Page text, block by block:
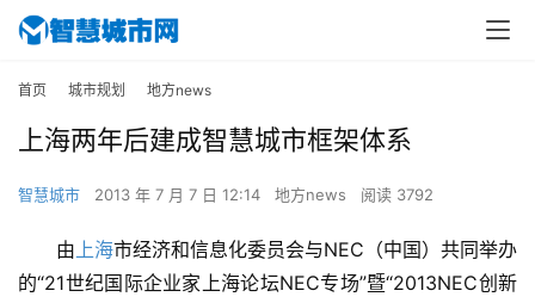
首页 城市规划 地方news
上海两年后建成智慧城市框架体系
智慧城市 2013 年 7 月 7 日 12:14 地方news 阅读 3792
由上海市经济和信息化委员会与NEC（中国）共同举办
的“21世纪国际企业家上海论坛NEC专场”暨“2013NEC创新